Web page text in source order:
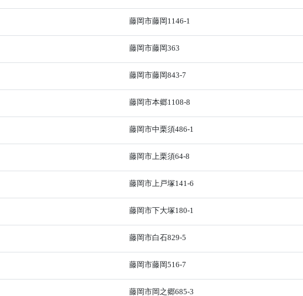
藤岡市藤岡1146-1
藤岡市藤岡363
藤岡市藤岡843-7
藤岡市本郷1108-8
藤岡市中栗須486-1
藤岡市上栗須64-8
藤岡市上戸塚141-6
藤岡市下大塚180-1
藤岡市白石829-5
藤岡市藤岡516-7
藤岡市岡之郷685-3